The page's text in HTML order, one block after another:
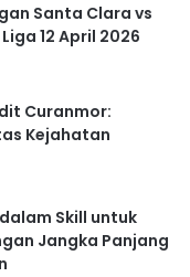
Santa Clara vs
12 April 2026
Curanmor:
Kejahatan
Skill untuk
Jangka Panjang